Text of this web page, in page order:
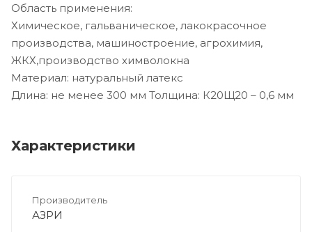
Область применения:
Химическое, гальваническое, лакокрасочное
производства, машиностроение, агрохимия,
ЖКХ,производство химволокна
Материал: натуральный латекс
Длина: не менее 300 мм Толщина: К20Щ20 – 0,6 мм
Характеристики
Производитель
АЗРИ